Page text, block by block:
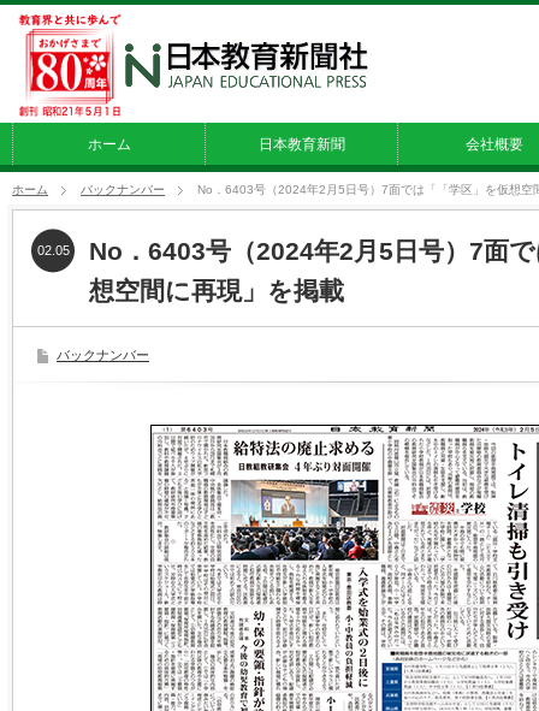
ホーム 日本教育新聞 会社概要
ホーム バックナンバー No．6403号（2024年2月5日号）7面では「「学区」を仮想空
No．6403号（2024年2月5日号）7面
想空間に再現」を掲載
02.05
バックナンバー